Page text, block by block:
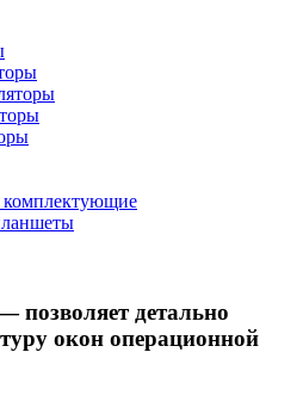
позволяет детально
окон операционной